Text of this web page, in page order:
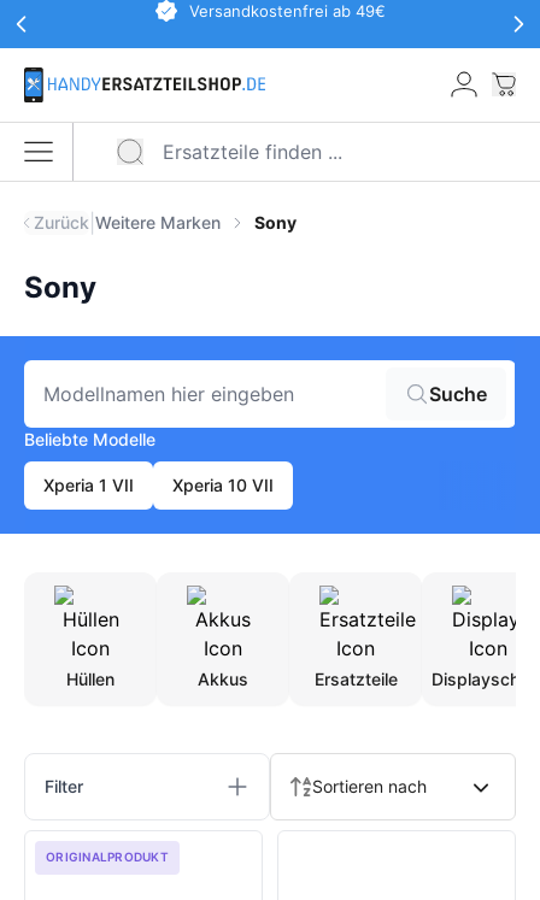
Zum Hauptinhalt springen
Werbeaktionen KopfzeileVersandkostenfrei ab 49€
Menü öffnen
Zurück Weitere Marken Sony
Sony
Modell suchen
Suche
Beliebte Modelle
Xperia 1 VII Xperia 10 VII
Hüllen Akkus Ersatzteile
Produkte
Filter Sortieren nach
ORIGINALPRODUKT